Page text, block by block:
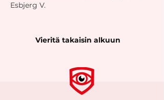
Esbjerg V.
Vieritä takaisin alkuun